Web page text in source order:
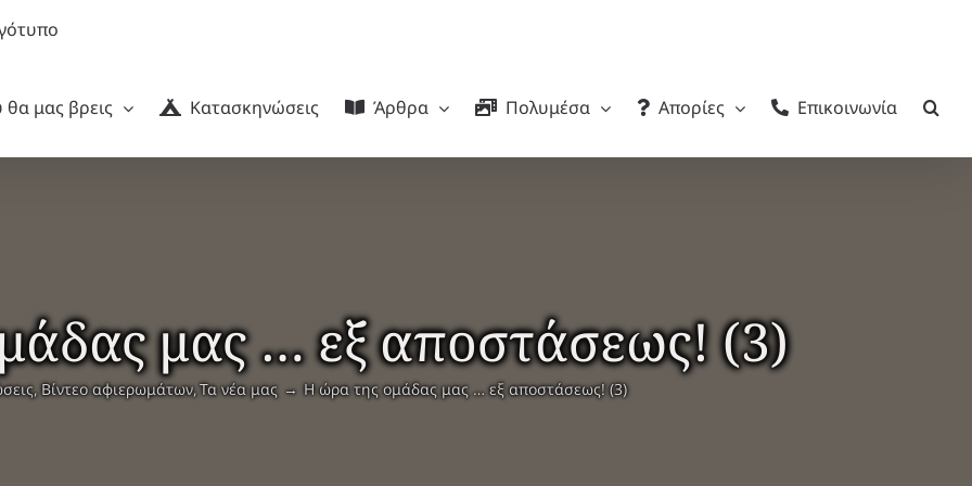
μας βρεις
Κατασκηνώσεις Άρθρα Πολυμέσα Απορίες Επικοινωνία
μας … εξ αποστάσεως! (3)
Βίντεο αφιερωμάτων Τα νέα μας Η ώρα της ομάδας μας … εξ αποστάσεως! (3)